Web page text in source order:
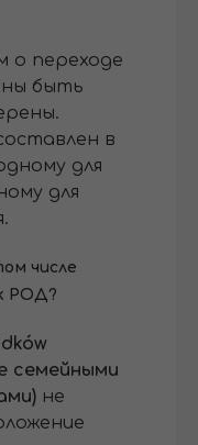
о переходе
быть
в
для
для
числе
РОД?
семейными
не